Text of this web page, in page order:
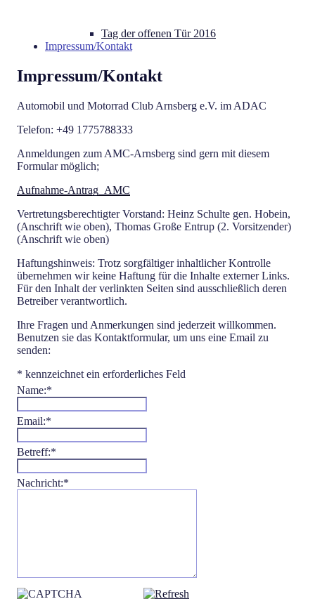
Tag der offenen Tür 2016
Impressum/Kontakt
Impressum/Kontakt
Automobil und Motorrad Club Arnsberg e.V. im ADAC
Telefon: +49 1775788333
Anmeldungen zum AMC-Arnsberg sind gern mit diesem
Formular möglich;
Aufnahme-Antrag_AMC
Vertretungsberechtigter Vorstand: Heinz Schulte gen. Hobein,
(Anschrift wie oben), Thomas Große Entrup (2. Vorsitzender)
(Anschrift wie oben)
Haftungshinweis: Trotz sorgfältiger inhaltlicher Kontrolle
übernehmen wir keine Haftung für die Inhalte externer Links.
Für den Inhalt der verlinkten Seiten sind ausschließlich deren
Betreiber verantwortlich.
Ihre Fragen und Anmerkungen sind jederzeit willkommen.
Benutzen sie das Kontaktformular, um uns eine Email zu
senden:
* kennzeichnet ein erforderliches Feld
Name:*
Email:*
Betreff:*
Nachricht:*